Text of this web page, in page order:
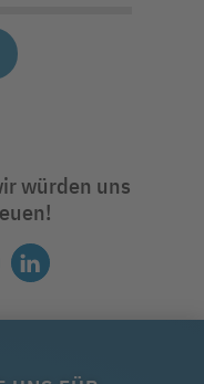
würden uns